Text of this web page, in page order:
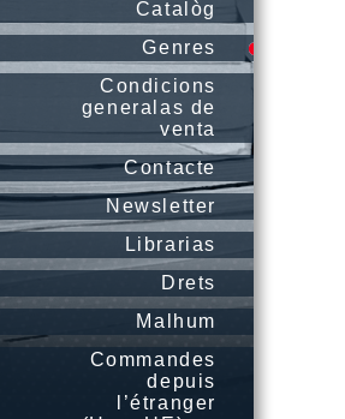
Catalòg
Genres
Condicions
generalas de
venta
Contacte
Newsletter
Librarias
Drets
Malhum
Commandes
depuis
l’étranger